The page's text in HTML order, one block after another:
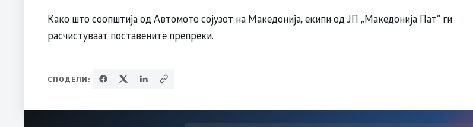
Како што соопштија од Автомото сојузот на Македонија, екипи од ЈП „Македонија Пат“ ги
расчистуваат поставените препреки.
СПОДЕЛИ: